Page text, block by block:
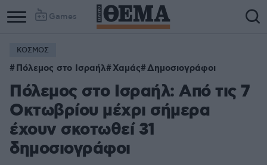
Games
ΚΟΣΜΟΣ
Πόλεμος στο Ισραήλ Χαμάς Δημοσιογράφοι
Πόλεμος στο Ισραήλ: Από τις 7
Οκτωβρίου μέχρι σήμερα
έχουν σκοτωθεί 31
δημοσιογράφοι